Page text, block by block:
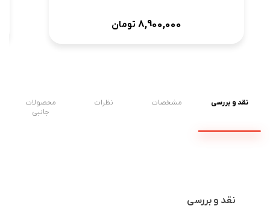
8,900,000 تومان
نقد و بررسی مشخصات نظرات
محصولات
جانبی
نقد و بررسی